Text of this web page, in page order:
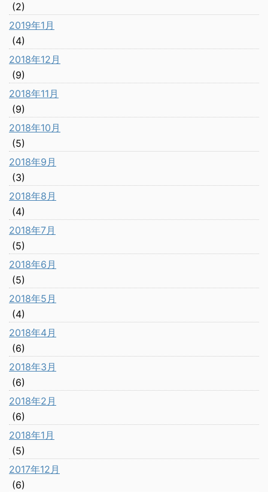
(2)
2019年1月
(4)
2018年12月
(9)
2018年11月
(9)
2018年10月
(5)
2018年9月
(3)
2018年8月
(4)
2018年7月
(5)
2018年6月
(5)
2018年5月
(4)
2018年4月
(6)
2018年3月
(6)
2018年2月
(6)
2018年1月
(5)
2017年12月
(6)